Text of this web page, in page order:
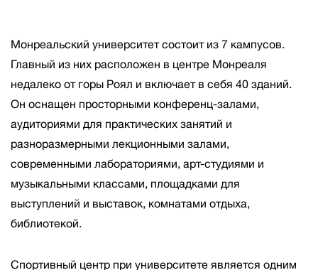
Монреальский университет состоит из 7 кампусов.
Главный из них расположен в центре Монреаля
недалеко от горы Роял и включает в себя 40 зданий.
Он оснащен просторными конференц-залами,
аудиториями для практических занятий и
разноразмерными лекционными залами,
современными лабораториями, арт-студиями и
музыкальными классами, площадками для
выступлений и выставок, комнатами отдыха,
библиотекой.
Спортивный центр при университете является одним